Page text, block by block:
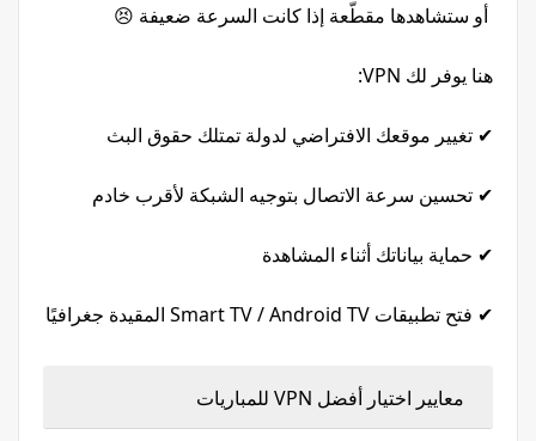
أو ستشاهدها مقطّعة إذا كانت السرعة ضعيفة 😣
هنا يوفر لك VPN:
✔ تغيير موقعك الافتراضي لدولة تمتلك حقوق البث
✔ تحسين سرعة الاتصال بتوجيه الشبكة لأقرب خادم
✔ حماية بياناتك أثناء المشاهدة
✔ فتح تطبيقات Smart TV / Android TV المقيدة جغرافيًا
معايير اختيار أفضل VPN للمباريات